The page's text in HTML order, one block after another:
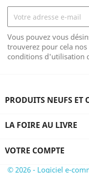
Vous pouvez vous
trouverez pour cela
conditions d'utilisation
PRODUITS NEUFS ET
LA FOIRE AU LIVRE
VOTRE COMPTE
© 2026 - Logiciel e-